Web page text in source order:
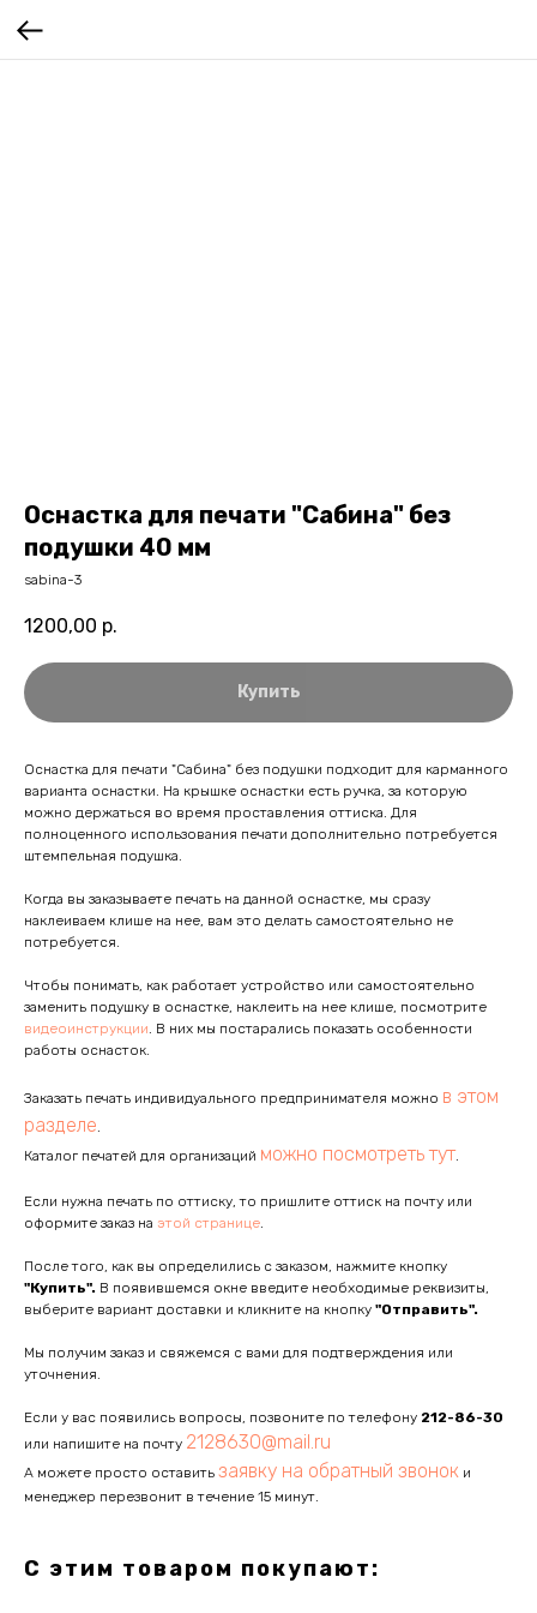
Оснастка для печати "Сабина" без
подушки 40 мм
sabina-3
1200,00 р.
Купить
Оснастка для печати "Сабина" без подушки подходит для карманного
варианта оснастки. На крышке оснастки есть ручка, за которую
можно держаться во время проставления оттиска. Для
полноценного использования печати дополнительно потребуется
штемпельная подушка.
Когда вы заказываете печать на данной оснастке, мы сразу
наклеиваем клише на нее, вам это делать самостоятельно не
потребуется.
Чтобы понимать, как работает устройство или самостоятельно
заменить подушку в оснастке, наклеить на нее клише, посмотрите
видеоинструкции. В них мы постарались показать особенности
работы оснасток.
Заказать печать индивидуального предпринимателя можно в этом
разделе.
Каталог печатей для организаций можно посмотреть тут.
Если нужна печать по оттиску, то пришлите оттиск на почту или
оформите заказ на этой странице.
После того, как вы определились с заказом, нажмите кнопку
"Купить". В появившемся окне введите необходимые реквизиты,
выберите вариант доставки и кликните на кнопку "Отправить".
Мы получим заказ и свяжемся с вами для подтверждения или
уточнения.
Если у вас появились вопросы, позвоните по телефону 212-86-30
или напишите на почту 2128630@mail.ru
А можете просто оставить заявку на обратный звонок и
менеджер перезвонит в течение 15 минут.
С этим товаром покупают: